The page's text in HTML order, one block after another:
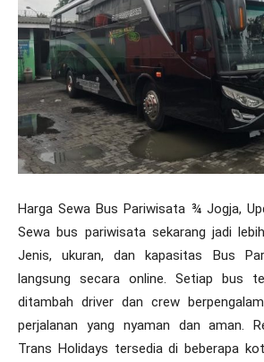
Harga Sewa Bus Pariwisata ¾ Jogja,
Sewa bus pariwisata sekarang jadi
Jenis, ukuran, dan kapasitas Bus
langsung secara online. Setiap bus
ditambah driver dan crew
perjalanan yang nyaman dan aman.
Trans Holidays tersedia di beberapa